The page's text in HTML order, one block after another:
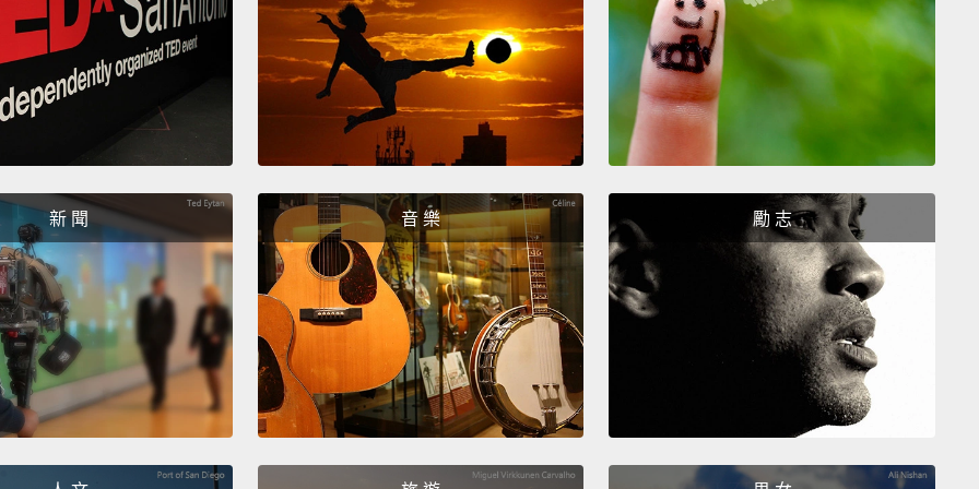
Twice.
提過兩次。
Do you want to move a bit closer?
你想要站近一點嗎？
蛤？
To the Shrieking Shack.
靠近「尖叫屋」。
Actually, I'm...I'm fine.
其實，這樣...這樣就夠了。
新 聞 音 樂 勵 志